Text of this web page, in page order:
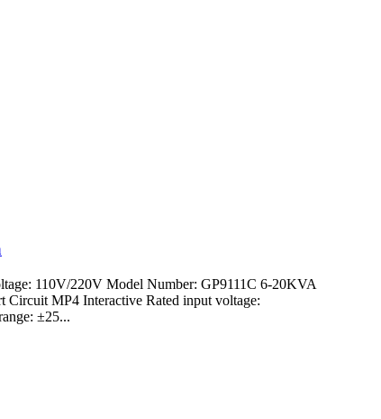
110V/220V Model Number: GP9111C 6-20KVA
Circuit MP4 Interactive Rated input voltage:
±25...